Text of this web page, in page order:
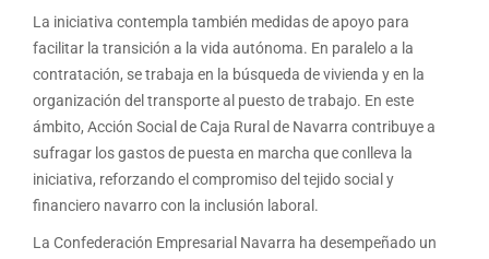
La iniciativa contempla también medidas de apoyo para
facilitar la transición a la vida autónoma. En paralelo a la
contratación, se trabaja en la búsqueda de vivienda y en la
organización del transporte al puesto de trabajo. En este
ámbito, Acción Social de Caja Rural de Navarra contribuye a
sufragar los gastos de puesta en marcha que conlleva la
iniciativa, reforzando el compromiso del tejido social y
financiero navarro con la inclusión laboral.
La Confederación Empresarial Navarra ha desempeñado un